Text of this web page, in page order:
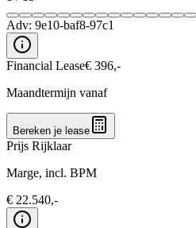
Adv: 9e10-baf8-97c1
Financial Lease€ 396,-
Maandtermijn vanaf
Bereken je lease
Prijs Rijklaar
Marge, incl. BPM
€ 22.540,-